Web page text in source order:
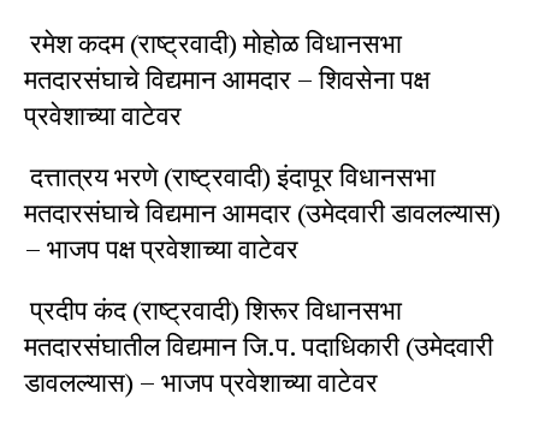
रमेश कदम (राष्ट्रवादी) मोहोळ विधानसभा
मतदारसंघाचे विद्यमान आमदार – शिवसेना पक्ष
प्रवेशाच्या वाटेवर
दत्तात्रय भरणे (राष्ट्रवादी) इंदापूर विधानसभा
मतदारसंघाचे विद्यमान आमदार (उमेदवारी डावलल्यास)
– भाजप पक्ष प्रवेशाच्या वाटेवर
प्रदीप कंद (राष्ट्रवादी) शिरूर विधानसभा
मतदारसंघातील विद्यमान जि.प. पदाधिकारी (उमेदवारी
डावलल्यास) – भाजप प्रवेशाच्या वाटेवर